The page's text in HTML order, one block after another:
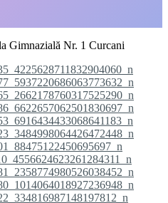
Gimnazială Nr. 1 Curcani